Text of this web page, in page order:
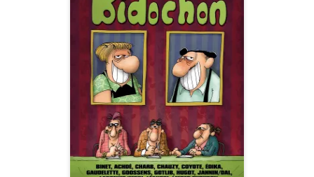
Les Bidochon
Date de parution :
09/10/2007
On s'est penché sur le cas Binet
!